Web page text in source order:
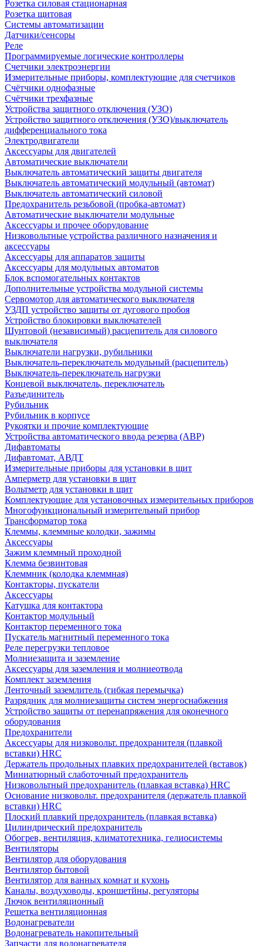
Розетка силовая стационарная
Розетка щитовая
Системы автоматизации
Датчики/сенсоры
Реле
Программируемые логические контроллеры
Счетчики электроэнергии
Измерительные приборы, комплектующие для счетчиков
Счётчики однофазные
Счётчики трехфазные
Устройства защитного отключения (УЗО)
Устройство защитного отключения (УЗО)/выключатель
дифференциального тока
Электродвигатели
Аксессуары для двигателей
Автоматические выключатели
Выключатель автоматический защиты двигателя
Выключатель автоматический модульный (автомат)
Выключатель автоматический силовой
Предохранитель резьбовой (пробка-автомат)
Автоматические выключатели модульные
Аксессуары и прочее оборудование
Низковольтные устройства различного назначения и
аксессуары
Аксессуары для аппаратов защиты
Аксессуары для модульных автоматов
Блок вспомогательных контактов
Дополнительные устройства модульной системы
Сервомотор для автоматического выключателя
УЗДП устройство защиты от дугового пробоя
Устройство блокировки выключателей
Шунтовой (независимый) расцепитель для силового
выключателя
Выключатели нагрузки, рубильники
Выключатель-переключатель модульный (расцепитель)
Выключатель-переключатель нагрузки
Концевой выключатель, переключатель
Разъединитель
Рубильник
Рубильник в корпусе
Рукоятки и прочие комплектующие
Устройства автоматического ввода резерва (АВР)
Дифавтоматы
Дифавтомат, АВДТ
Измерительные приборы для установки в щит
Амперметр для установки в щит
Вольтметр для установки в щит
Комплектующие для установочных измерительных приборов
Многофункциональный измерительный прибор
Трансформатор тока
Клеммы, клеммные колодки, зажимы
Аксессуары
Зажим клеммный проходной
Клемма безвинтовая
Клеммник (колодка клеммная)
Контакторы, пускатели
Аксессуары
Катушка для контактора
Контактор модульный
Контактор переменного тока
Пускатель магнитный переменного тока
Реле перегрузки тепловое
Молниезащита и заземление
Аксессуары для заземления и молниеотвода
Комплект заземления
Ленточный заземлитель (гибкая перемычка)
Разрядник для молниезащиты систем энергоснабжения
Устройство защиты от перенапряжения для оконечного
оборудования
Предохранители
Аксессуары для низковольт. предохранителя (плавкой
вставки) HRC
Держатель продольных плавких предохранителей (вставок)
Миниатюрный слаботочный предохранитель
Низковольтный предохранитель (плавкая вставка) HRC
Основание низковольт. предохранителя (держатель плавкой
вставки) HRC
Плоский плавкий предохранитель (плавкая вставка)
Цилиндрический предохранитель
Обогрев, вентиляция, климатотехника, гелиосистемы
Вентиляторы
Вентилятор для оборудования
Вентилятор бытовой
Вентилятор для ванных комнат и кухонь
Каналы, воздуховоды, кроншетйны, регуляторы
Лючок вентиляционный
Решетка вентиляционная
Водонагреватели
Водонагреватель накопительный
Запчасти для водонагревателя